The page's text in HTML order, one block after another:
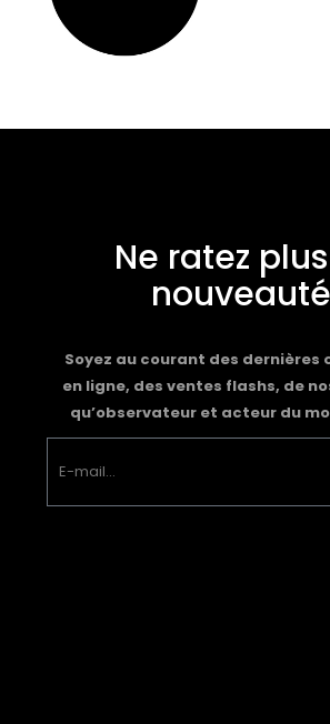
Ne ratez
Soyez au courant des dernières
en ligne, des ventes flashs, de
qu’observateur et acteur du